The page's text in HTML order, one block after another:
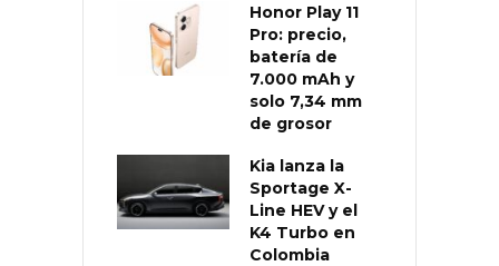
Honor Play 11
Pro: precio,
batería de
7.000 mAh y
solo 7,34 mm
de grosor
Kia lanza la
Sportage X-
Line HEV y el
K4 Turbo en
Colombia